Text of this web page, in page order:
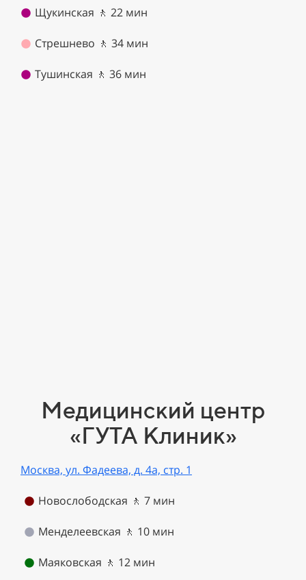
Щукинская 🚶 22 мин
Стрешнево 🚶 34 мин
Тушинская 🚶 36 мин
Медицинский центр
«ГУТА Клиник»
Москва, ул. Фадеева, д. 4а, стр. 1
Новослободская 🚶 7 мин
Менделеевская 🚶 10 мин
Маяковская 🚶 12 мин